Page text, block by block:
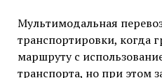
Мультимодальная
транспортировки, когда
маршруту с
транспорта, но при этом